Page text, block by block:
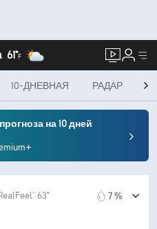
61°F
10-ДНЕВНАЯ РАДАР
на 10 дней
63° 7 %